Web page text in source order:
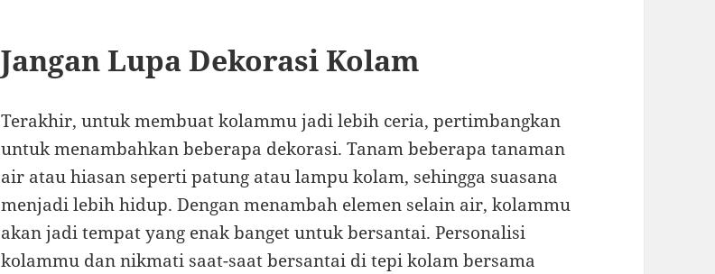
Jangan Lupa Dekorasi Kolam
Terakhir, untuk membuat kolammu jadi lebih ceria, pertimbangkan
untuk menambahkan beberapa dekorasi. Tanam beberapa tanaman
air atau hiasan seperti patung atau lampu kolam, sehingga suasana
menjadi lebih hidup. Dengan menambah elemen selain air, kolammu
akan jadi tempat yang enak banget untuk bersantai. Personalisi
kolammu dan nikmati saat-saat bersantai di tepi kolam bersama